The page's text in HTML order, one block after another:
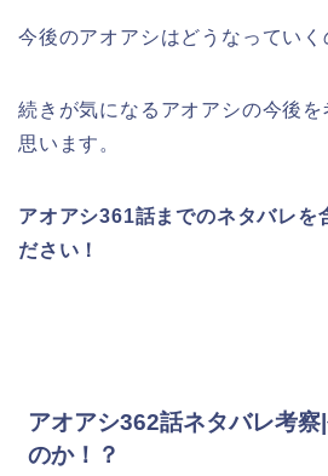
今後のアオアシはどうなっていく
続きが気になるアオアシの今後を
思います。
アオアシ361話までのネタバレを
ださい！
アオアシ362話ネタバレ考
のか！？